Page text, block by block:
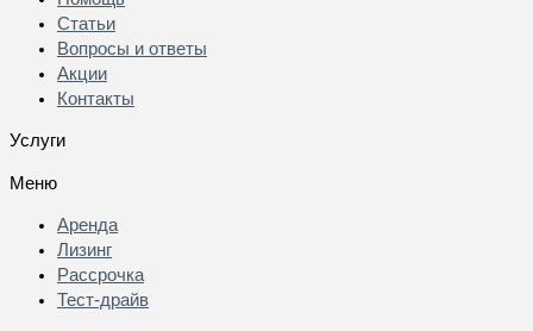
Статьи
Вопросы и ответы
Акции
Контакты
Услуги
Меню
Аренда
Лизинг
Рассрочка
Тест-драйв